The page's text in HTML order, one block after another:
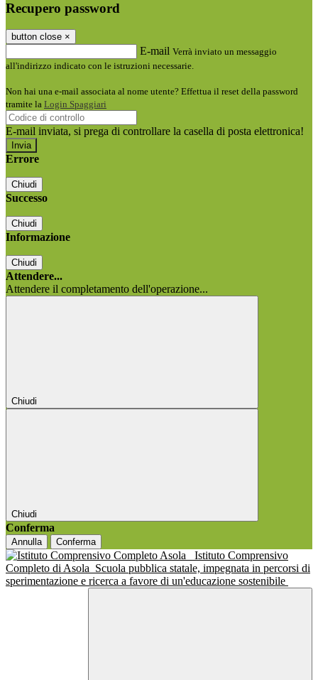
Recupero password
button close ×
E-mail Verrà inviato un messaggio
all'indirizzo indicato con le istruzioni necessarie.
Non hai una e-mail associata al nome utente? Effettua il reset della password
tramite la Login Spaggiari
E-mail inviata, si prega di controllare la casella di posta elettronica!
Errore
Chiudi
Successo
Chiudi
Informazione
Chiudi
Attendere...
Attendere il completamento dell'operazione...
Chiudi
Chiudi
Conferma
Annulla Conferma
Istituto Comprensivo
Completo di Asola Scuola pubblica statale, impegnata in percorsi di
sperimentazione e ricerca a favore di un'educazione sostenibile